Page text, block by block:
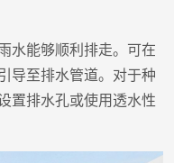
水能够顺利排走。可在
导至排水管道。对于种
置排水孔或使用透水性